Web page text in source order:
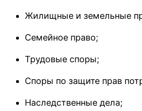
Жилищные и земельные
Семейное право;
Трудовые споры;
Споры по защите прав
Наследственные дела;